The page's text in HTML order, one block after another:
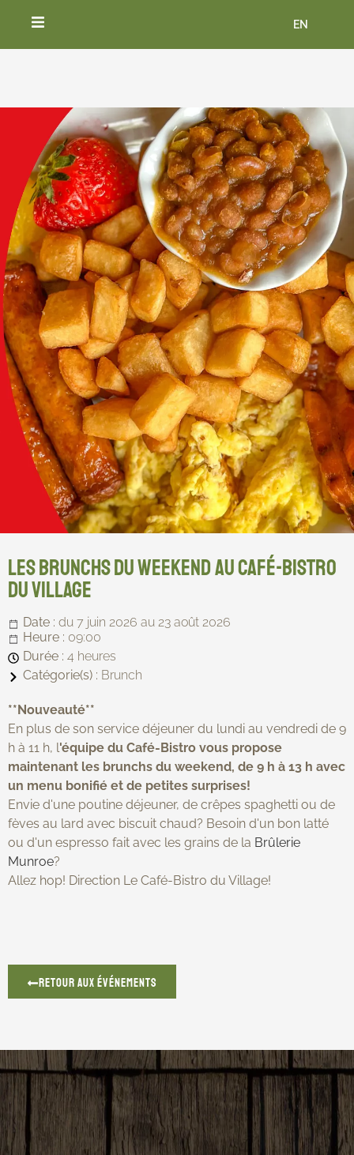
BILLETS
HÉBERGEMENT ET RESTAURATION
NOUVELLES
EN
Les brunchs du weekend au Café-Bistro
du Village
Date : du 7 juin 2026 au 23 août 2026
Heure : 09:00
Durée : 4 heures
Catégorie(s) : Brunch
**Nouveauté**
En plus de son service déjeuner du lundi au vendredi de 9
h à 11 h, l'équipe du Café-Bistro vous propose
maintenant les brunchs du weekend, de 9 h à 13 h avec
un menu bonifié et de petites surprises!
Envie d'une poutine déjeuner, de crêpes spaghetti ou de
fèves au lard avec biscuit chaud? Besoin d'un bon latté
ou d'un espresso fait avec les grains de la Brûlerie
Munroe?
Allez hop! Direction Le Café-Bistro du Village!
Retour aux événements